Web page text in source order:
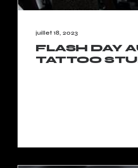
juillet 18, 2023
FLASH DAY
TATTOO